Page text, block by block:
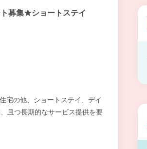
ト募集★ショートステイ
宅の他、ショートステイ、デイ
且つ長期的なサービス提供を要